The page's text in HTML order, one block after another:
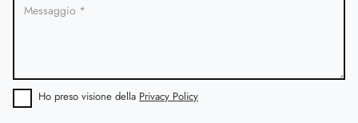
Ho preso visione della Privacy Policy